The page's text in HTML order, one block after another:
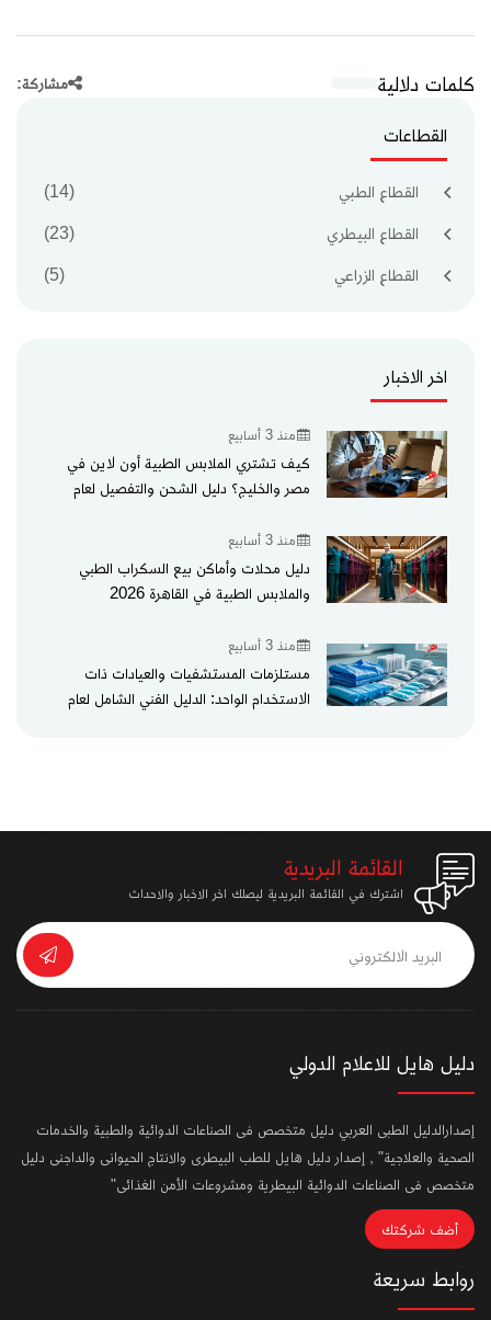
كلمات دلالية مشاركة:
القطاعات
القطاع الطبي (14)
القطاع البيطري (23)
القطاع الزراعي (5)
اخر الاخبار
منذ 3 أسابيع
كيف تشتري الملابس الطبية أون لاين في
مصر والخليج؟ دليل الشحن والتفصيل لعام
منذ 3 أسابيع
دليل محلات وأماكن بيع السكراب الطبي
والملابس الطبية في القاهرة 2026
منذ 3 أسابيع
مستلزمات المستشفيات والعيادات ذات
الاستخدام الواحد: الدليل الفني الشامل لعام
القائمة البريدية
اشترك في القائمة البريدية ليصلك اخر الاخبار والاحداث
دليل هايل للاعلام الدولي
إصدارالدليل الطبى العربي دليل متخصص فى الصناعات الدوائية والطبية والخدمات
الصحية والعلاجية" , إصدار دليل هايل للطب البيطرى والانتاج الحيوانى والداجنى دليل
متخصص فى الصناعات الدوائية البيطرية ومشروعات الأمن الغذائى"
أضف شركتك
روابط سريعة